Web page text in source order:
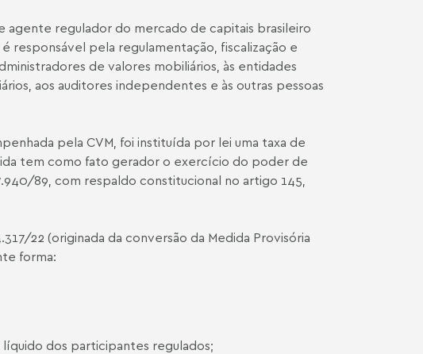
agente regulador do mercado de capitais brasileiro
é responsável pela regulamentação, fiscalização e
de valores mobiliários, às entidades
aos auditores independentes e às outras pessoas
pela CVM, foi instituída por lei uma taxa de
tem como fato gerador o exercício do poder de
89, com respaldo constitucional no artigo 145,
22 (originada da conversão da Medida Provisória
forma:
dos participantes regulados;